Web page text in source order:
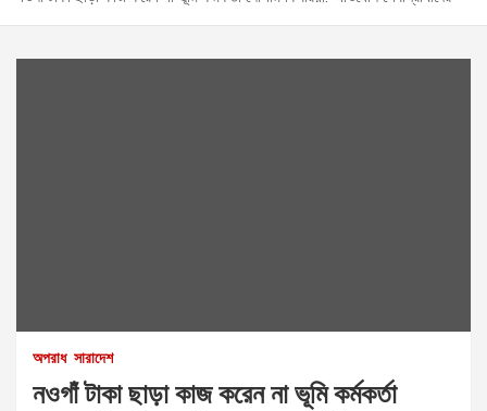
অপরাধ সারাদেশ
নওগাঁ টাকা ছাড়া কাজ করেন না ভূমি কর্মকর্তা